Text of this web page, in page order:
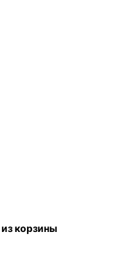
корзины